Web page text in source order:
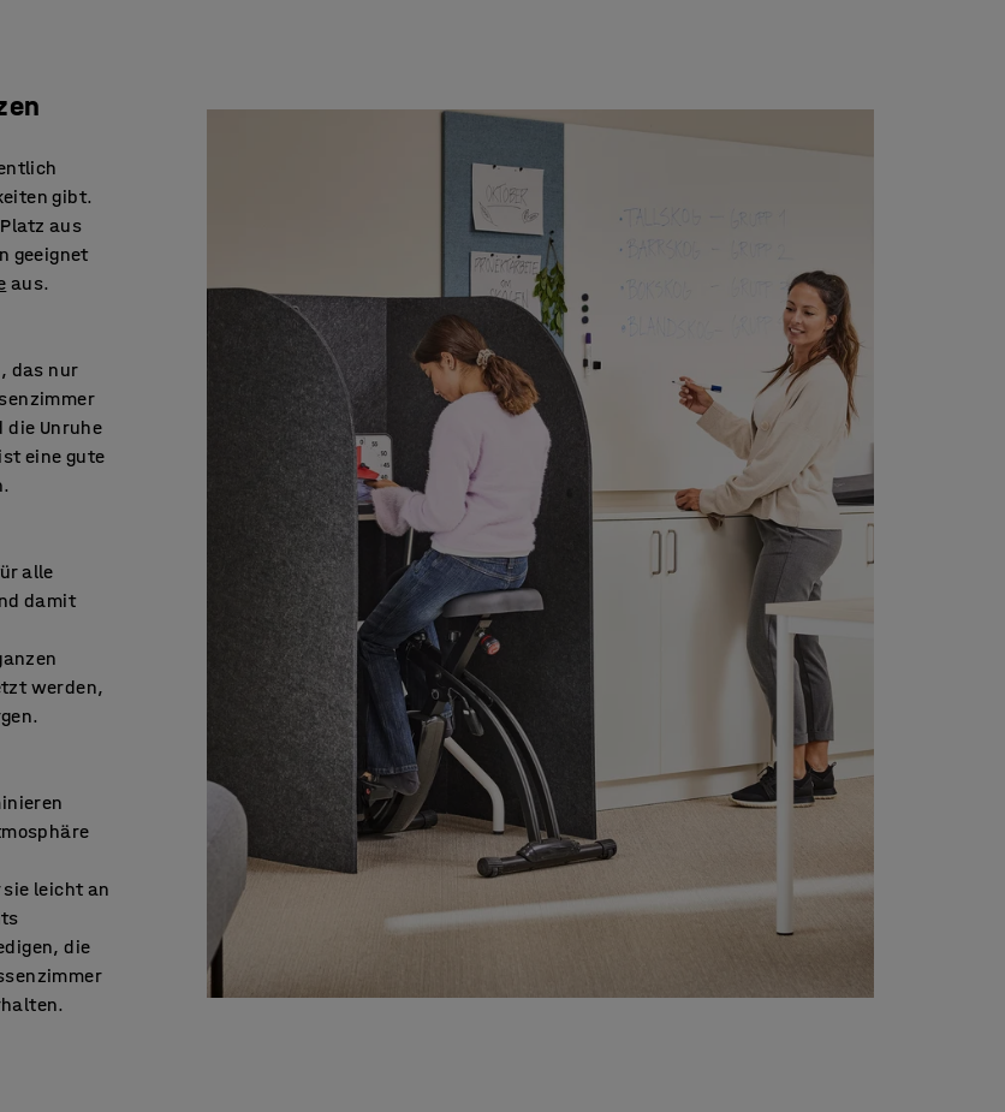
gibt.
aus
geeignet
aus.
das nur
die Unruhe
eine gute
alle
damit
werden,
leicht an
die